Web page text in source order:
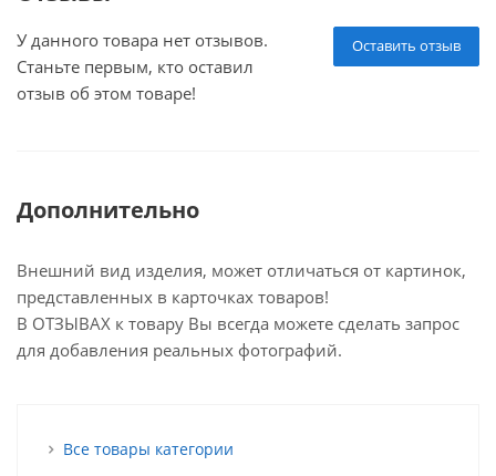
Оставить отзыв
У данного товара нет отзывов.
Станьте первым, кто оставил
отзыв об этом товаре!
Дополнительно
Внешний вид изделия, может отличаться от картинок,
представленных в карточках товаров!
В ОТЗЫВАХ к товару Вы всегда можете сделать запрос
для добавления реальных фотографий.
Все товары категории